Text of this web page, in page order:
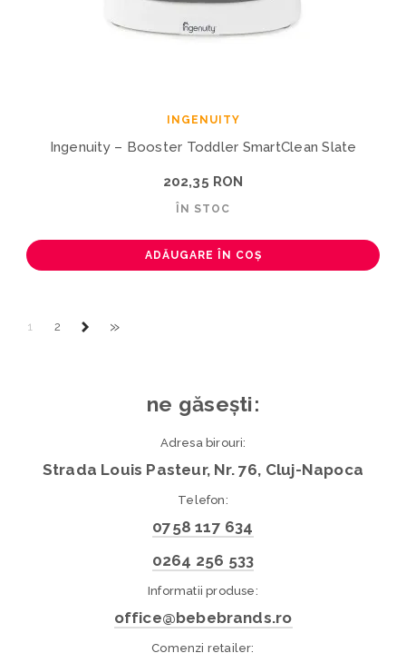
INGENUITY
Ingenuity – Booster Toddler SmartClean Slate
202,35 RON
ÎN STOC
ADĂUGARE ÎN COȘ
1 2 »
ne găsești:
Adresa birouri:
Strada Louis Pasteur, Nr. 76, Cluj-Napoca
Telefon:
0758 117 634
0264 256 533
Informatii produse:
office@bebebrands.ro
Comenzi retailer: